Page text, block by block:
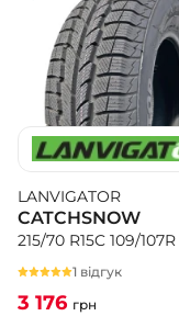
LANVIGATOR
CATCHSNOW
215/70 R15C 109/
1 відгук
3 176 грн